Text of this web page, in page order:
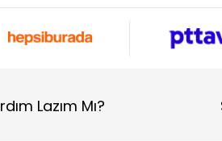
Lazım Mı?